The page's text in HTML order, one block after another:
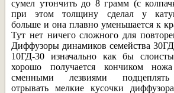
сумел утончить до 8 грамм (с
при этом толщину сделал у
больше и она плавно уменьшается к
Тут нет ничего сложного для
Диффузоры динамиков семейства
10ГД-30 изначально как бы
хорошо получается кончиком
сменными лезвиями
отрывать мелкие кусочки